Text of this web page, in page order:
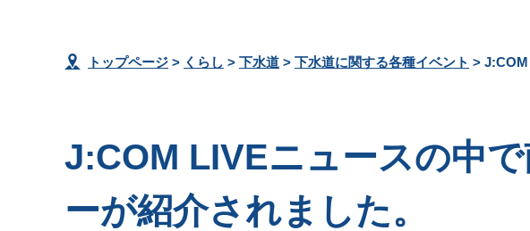
トップページ > くらし > 下水道 > 下水道に関する各種イベント > J:COM
J:COM LIVEニュースの中
ーが紹介されました。